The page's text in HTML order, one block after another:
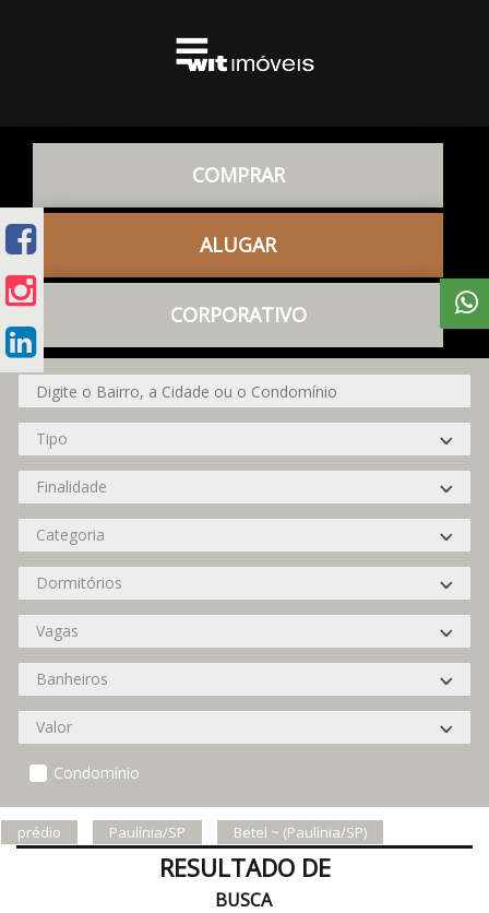
COMPRAR
ALUGAR
CORPORATIVO
Condomínio
prédio Paulínia/SP Betel ~ (Paulínia/SP)
RESULTADO DE
BUSCA